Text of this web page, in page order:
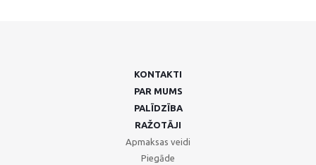
KONTAKTI
PAR MUMS
PALĪDZĪBA
RAŽOTĀJI
Apmaksas veidi
Piegāde